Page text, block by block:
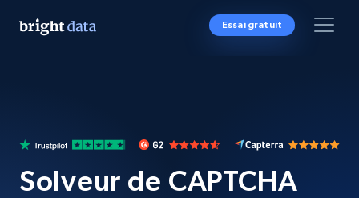
Essai gratuit
Solveur de CAPTCHA